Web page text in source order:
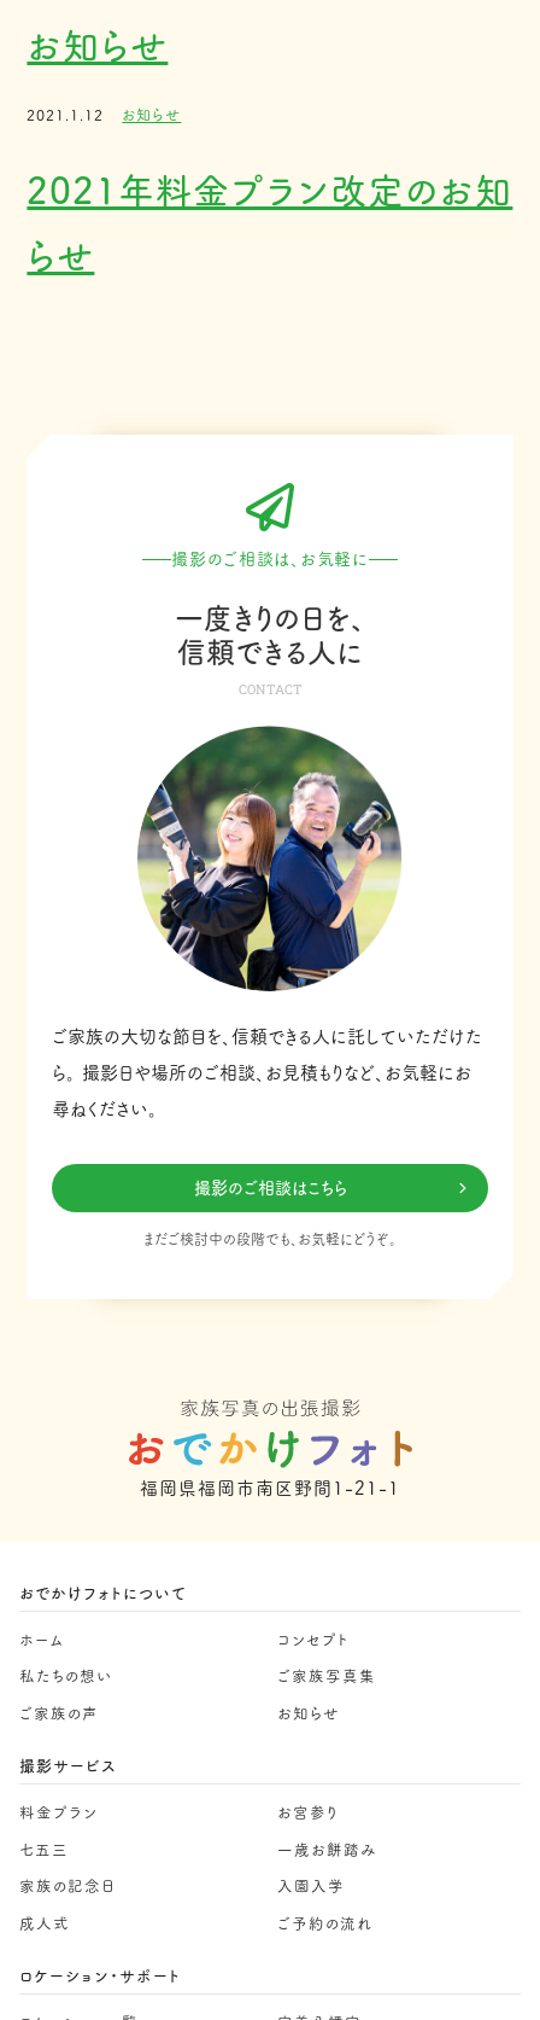
お知らせ
2021.1.12 お知らせ
2021年料金プラン改定のお知
らせ
撮影のご相談は、お気軽に
一度きりの日を、
信頼できる人に
CONTACT
ご家族の大切な節目を、信頼できる人に託していただけた
ら。
撮影日や場所のご相談、お見積もりなど、お気軽にお
尋ねください。
撮影のご相談はこちら
まだご検討中の段階でも、お気軽にどうぞ。
福岡県福岡市南区野間1-21-1
おでかけフォトについて
ホーム コンセプト
私たちの想い ご家族写真集
ご家族の声 お知らせ
撮影サービス
料金プラン お宮参り
七五三 一歳お餅踏み
家族の記念日 入園入学
成人式 ご予約の流れ
ロケーション・サポート